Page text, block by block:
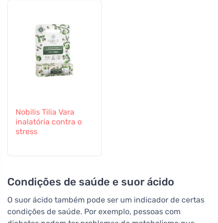
Nobilis Tilia Vara
inalatória contra o
stress
Condições de saúde e suor ácido
O suor ácido também pode ser um indicador de certas
condições de saúde. Por exemplo, pessoas com